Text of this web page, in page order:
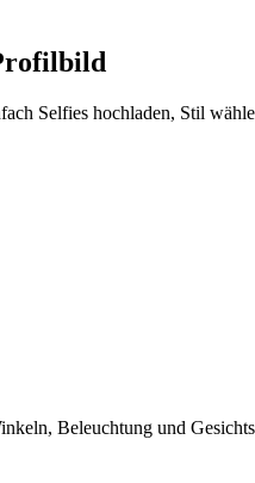
Selfies hochladen, Stil
Beleuchtung und